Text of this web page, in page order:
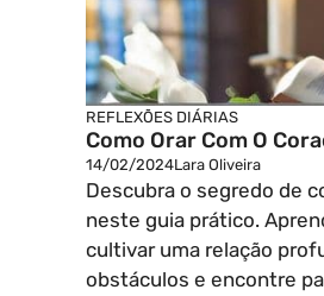
REFLEXÕES DIÁRIAS
Como Orar Com O
14/02/2024Lara Oliveira
Descubra o segredo de
neste guia prático.
cultivar uma relação
obstáculos e encontre